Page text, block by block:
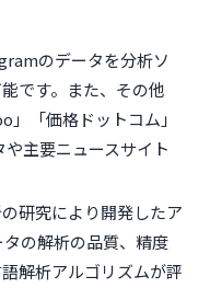
のデータを分析ソ
です。また、その他
」「価格ドットコム」
主要ニュースサイト
研究により開発したア
の解析の品質、精度
解析アルゴリズムが評